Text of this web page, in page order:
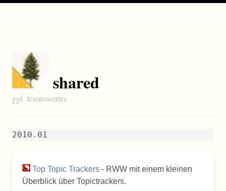
shared
ggf. lesenswertes
2010.01
Top Topic Trackers - RWW mit einem kleinen
Überblick über Topictrackers.